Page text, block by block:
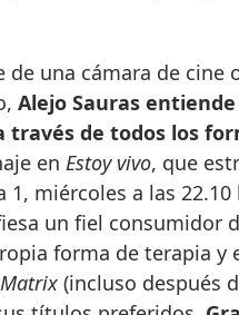
una cámara de cine
Alejo Sauras
de todos los
en Estoy vivo, que
miércoles a las 22.10
un fiel consumidor
forma de terapia y
Matrix(incluso después